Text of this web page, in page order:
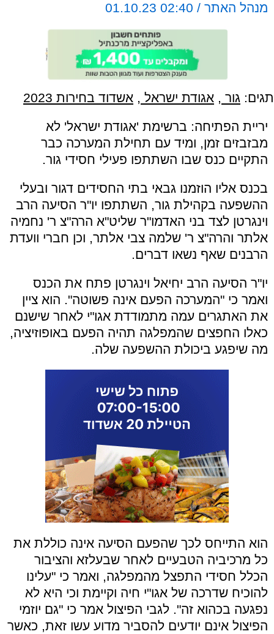
מנהל האתר / 02:40 01.10.23
תגים: גור , אגודת ישראל , אשדוד בחירות 2023
יריית הפתיחה: ברשימת 'אגודת ישראל' לא
מבזבזים זמן, ומיד עם תחילת המערכה כבר
התקיים כנס שבו השתתפו פעילי חסידי גור.
בכנס אליו הוזמנו גבאי בתי החסידים דגור ובעלי
ההשפעה בקהילת גור, השתתפו יו"ר הסיעה הרב
וינגרטן לצד בני האדמו"ר שליט"א הרה"צ ר' נחמיה
אלתר והרה"צ ר' שלמה צבי אלתר, וכן חברי וועדת
הרבנים שאף נשאו דברים.
יו"ר הסיעה הרב יחיאל וינגרטן פתח את הכנס
ואמר כי "המערכה הפעם אינה פשוטה". הוא ציין
את האתגרים עמה מתמודדת אגו"י לאחר שישנם
כאלו החפצים שהמפלגה תהיה הפעם באופוזיציה,
מה שיפגע ביכולת ההשפעה שלה.
הוא התייחס לכך שהפעם הסיעה אינה כוללת את
כל מרכיביה הטבעיים לאחר שבעלזא והציבור
הכלל חסידי התפצל מהמפלגה, ואמר כי "עלינו
להוכיח שדרכה של אגו"י חיה וקיימת וכי היא לא
נפגעה בכהוא זה". לגבי הפיצול אמר כי "גם יוזמי
הפיצול אינם יודעים להסביר מדוע עשו זאת, כאשר